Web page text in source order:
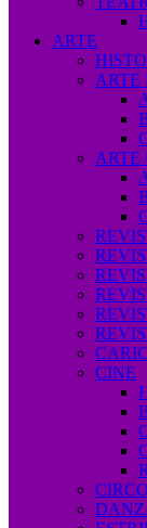
ARTE
ARTE
ARTE
CINE